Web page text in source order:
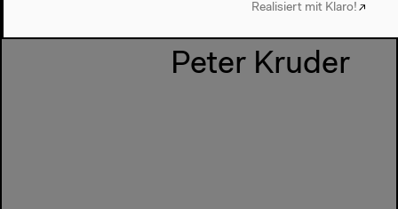
Peter Kruder
Realisiert mit Klaro!